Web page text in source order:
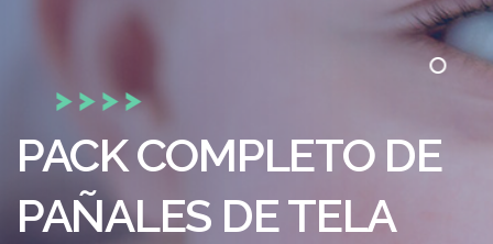
PACK COMPLETO DE
PAÑALES DE TELA